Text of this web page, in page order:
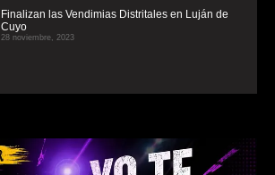
Finalizan las Vendimias Distritales en Luján de
Cuyo
28 noviembre, 2023